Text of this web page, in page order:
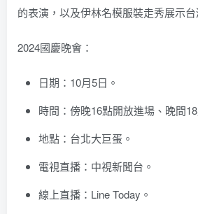
的表演，以及伊林名模服裝走秀展示
2024國慶晚會：
日期：10月5日。
時間：傍晚16點開放進場、晚間
地點：台北大巨蛋。
電視直播：中視新聞台。
線上直播：Line Today。